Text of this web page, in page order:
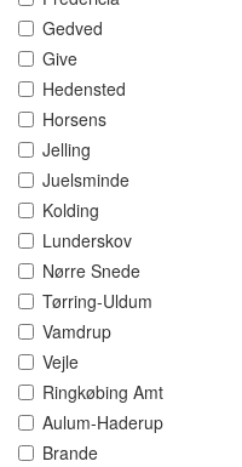
Gedved
Give
Hedensted
Horsens
Jelling
Juelsminde
Kolding
Lunderskov
Nørre Snede
Tørring-Uldum
Vamdrup
Vejle
Ringkøbing Amt
Aulum-Haderup
Brande